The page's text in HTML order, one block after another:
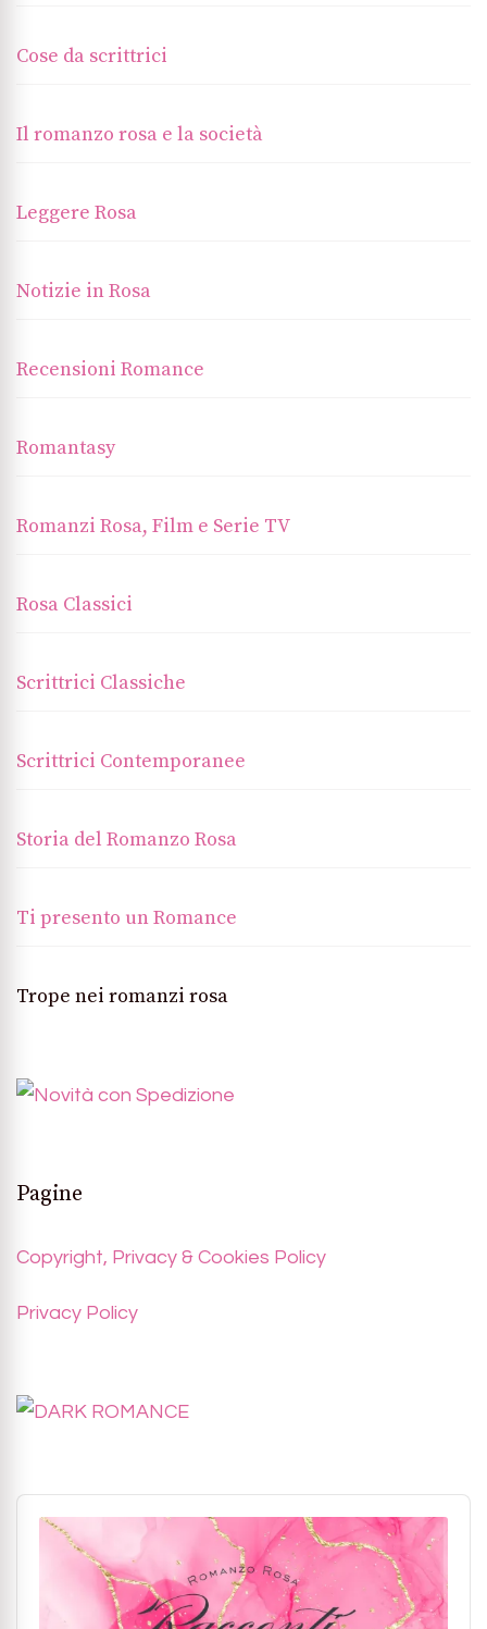
Cose da scrittrici
Il romanzo rosa e la società
Leggere Rosa
Notizie in Rosa
Recensioni Romance
Romantasy
Romanzi Rosa, Film e Serie TV
Rosa Classici
Scrittrici Classiche
Scrittrici Contemporanee
Storia del Romanzo Rosa
Ti presento un Romance
Trope nei romanzi rosa
Pagine
Copyright, Privacy & Cookies Policy
Privacy Policy
Audio
Player